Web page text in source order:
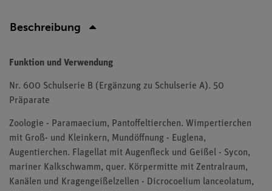
Beschreibung
Funktion und Verwendung
Nr. 600 Schulserie B (Ergänzung zu Schulserie A). 50
Präparate
Zoologie - Paramaecium, Pantoffeltierchen. Wimpertierchen
mit Groß- und Kleinkern, Mundöffnung - Euglena,
Augentierchen. Flagellat mit Augenfleck und Geißel - Sycon,
mariner Kalkschwamm, quer. Körpermitte mit Zentralraum,
Kanälen und Kragengeißelzellen - Dicrocoelium lanceolatum,